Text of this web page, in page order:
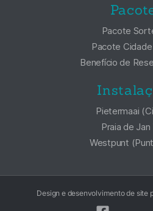
Pacote
Pacote Cidade
Benefício de
Pietermaai
Praia de Jan
Westpunt
Design e desenvolvimento de site